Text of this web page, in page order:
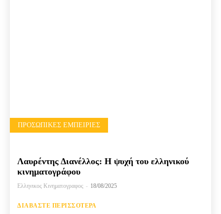
ΠΡΟΣΩΠΙΚΈΣ ΕΜΠΕΙΡΊΕΣ
Λαυρέντης Διανέλλος: Η ψυχή του ελληνικού
κινηματογράφου
Ελληνικος Κινηματογραφος - 18/08/2025
ΔΙΑΒΆΣΤΕ ΠΕΡΙΣΣΌΤΕΡΑ